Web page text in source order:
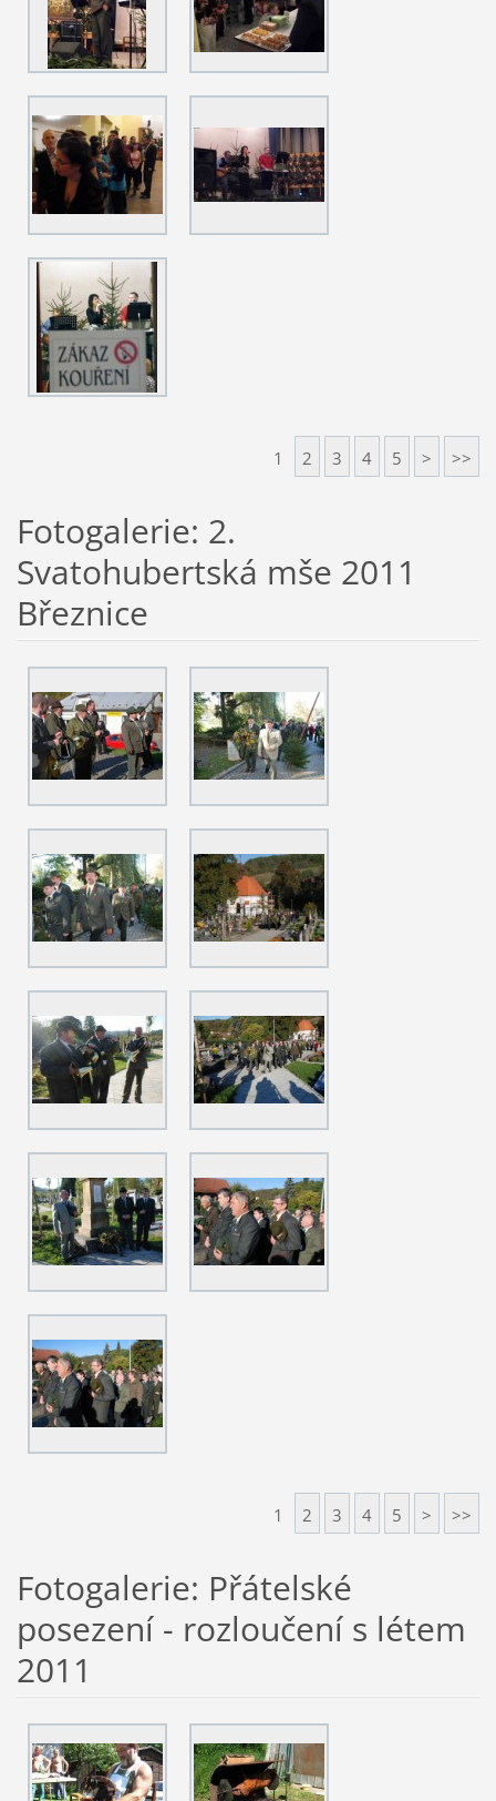
1 2 3 4 5 > >>
Fotogalerie: 2.
Svatohubertská mše 2011
Březnice
1 2 3 4 5 > >>
Fotogalerie: Přátelské
posezení - rozloučení s létem
2011